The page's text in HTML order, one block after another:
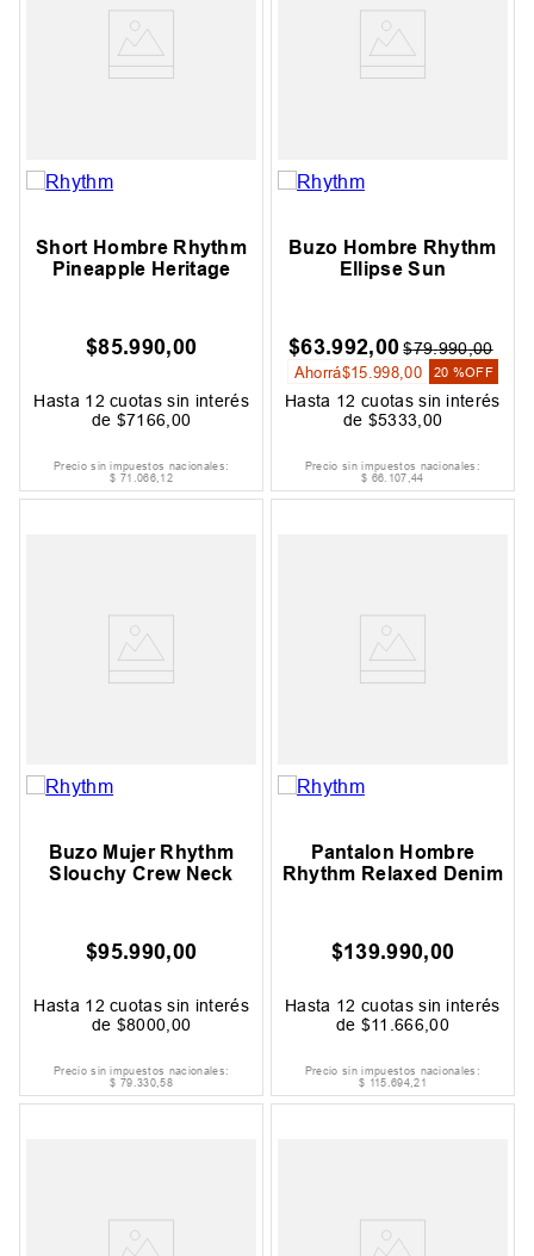
Short Hombre Rhythm
Pineapple Heritage
$85.990,00
Hasta 12 cuotas sin interés
de $7166 00
Precio sin impuestos nacionales:
$ 71 .066,12
Buzo Hombre Rhythm
Ellipse Sun
$63.992,00 $79.990,00
Ahorrá$15 998,00 20 %OFF
Hasta 12 cuotas sin interés
de $5333 00
Precio sin impuestos nacionales:
$ 66. 107,44
Buzo Mujer Rhythm
Slouchy Crew Neck
$95.990,00
Hasta 12 cuotas sin interés
de $8000 00
Precio sin impuestos nacionales:
$ 79.330,58
Pantalon Hombre
Rhythm Relaxed Denim
$139.990,00
Hasta 12 cuotas sin interés
de $11 .666 ,00
Precio sin impuestos nacionales:
$ 115.694,21